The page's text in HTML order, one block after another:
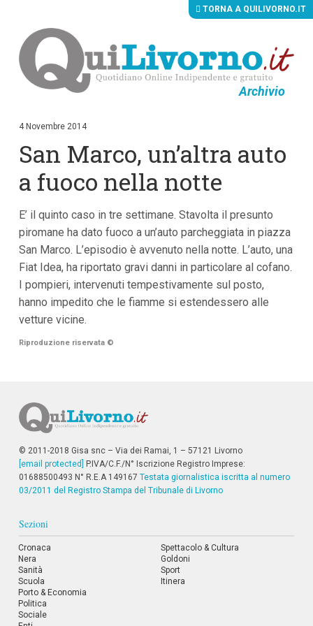
Archivio
i
c
n
t
n
u
t
i
p
i
n
i
a
a
e
n
ù
P
n
i
p
a
l
e
V
a
TORNA A QUILIVORNO.IT
4 Novembre 2014
San Marco, un’altra auto
a fuoco nella notte
E’ il quinto caso in tre settimane. Stavolta il presunto
piromane ha dato fuoco a un’auto parcheggiata in piazza
San Marco. L’episodio è avvenuto nella notte. L’auto, una
Fiat Idea, ha riportato gravi danni in particolare al cofano.
I pompieri, intervenuti tempestivamente sul posto,
hanno impedito che le fiamme si estendessero alle
vetture vicine.
Riproduzione riservata ©
© 2011-2018 Gisa snc – Via dei Ramai, 1 – 57121 Livorno
[email protected]
P.IVA/C.F./N° Iscrizione Registro Imprese:
01688500493 N° R.E.A 149167 Testata giornalistica iscritta al numero
03/2011 del Registro Stampa del Tribunale di Livorno
Sezioni
Cronaca
Nera
Sanità
Scuola
Porto & Economia
Politica
Sociale
Spettacolo & Cultura
Goldoni
Sport
Itinera